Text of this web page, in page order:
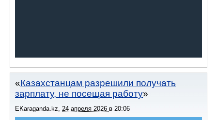
Казахстанцам разрешили получать
зарплату, не посещая работу
EKaraganda.kz, 24 апреля 2026 в 20:06